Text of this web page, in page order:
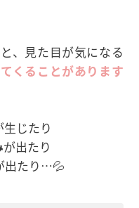
、見た目が気になる
くることがあります
生じたり
が出たり
出たり…💦